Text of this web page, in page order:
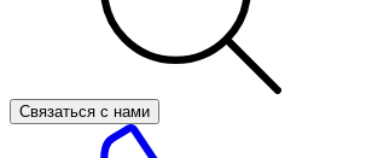
Связаться с нами